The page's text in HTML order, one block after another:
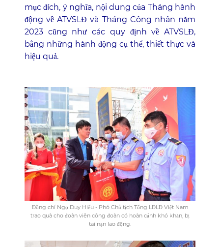
mục đích, ý nghĩa, nội dung của Tháng hành
động về ATVSLĐ và Tháng Công nhân năm
2023 cũng như các quy định về ATVSLĐ,
bằng những hành động cụ thể, thiết thực và
hiệu quả.
Đồng chí Ngọ Duy Hiểu - Phó Chủ tịch Tổng LĐLĐ Việt Nam
trao quà cho đoàn viên công đoàn có hoàn cảnh khó khăn, bị
tai nạn lao động.